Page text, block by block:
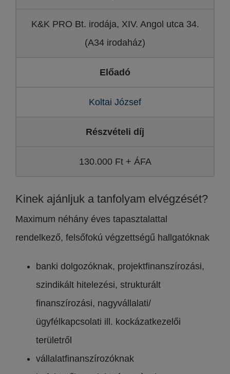
K&K PRO Bt. irodája, XIV. Angol utca 34.
(A34 irodaház)
Előadó
Koltai József
Részvételi díj
130.000 Ft + ÁFA
Kinek ajánljuk a tanfolyam elvégzését?
Maximum néhány éves tapasztalattal
rendelkező, felsőfokú végzettségű hallgatóknak
banki dolgozóknak, projektfinanszírozási,
szindikált hitelezési, strukturált
finanszírozási, nagyvállalati/
ügyfélkapcsolati ill. kockázatkezelői
területről
vállalatfinanszírozóknak